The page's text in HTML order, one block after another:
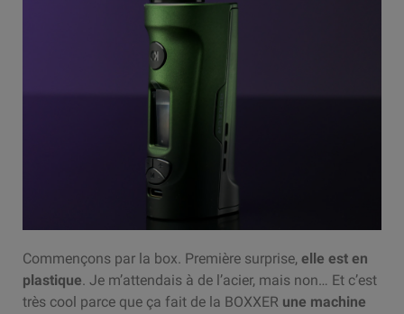
Commençons par la box. Première surprise, elle est en
plastique. Je m’attendais à de l’acier, mais non… Et c’est
très cool parce que ça fait de la BOXXER une machine